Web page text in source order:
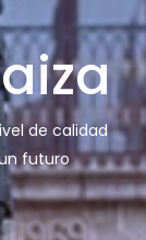
de calidad
futuro